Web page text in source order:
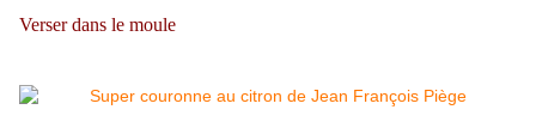
Verser dans le moule